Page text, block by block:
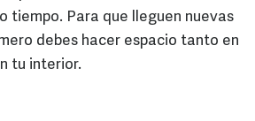
tiempo. Para que lleguen nuevas
debes hacer espacio tanto en
tu interior.